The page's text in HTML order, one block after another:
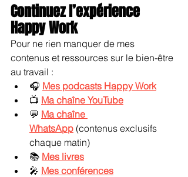
Continuez l’expérience
Happy Work
Pour ne rien manquer de mes
contenus et ressources sur le bien-être
au travail :
🎧 Mes podcasts Happy Work
📺 Ma chaîne YouTube
💬 Ma chaîne
WhatsApp (contenus exclusifs
chaque matin)
📚 Mes livres
🎤 Mes conférences